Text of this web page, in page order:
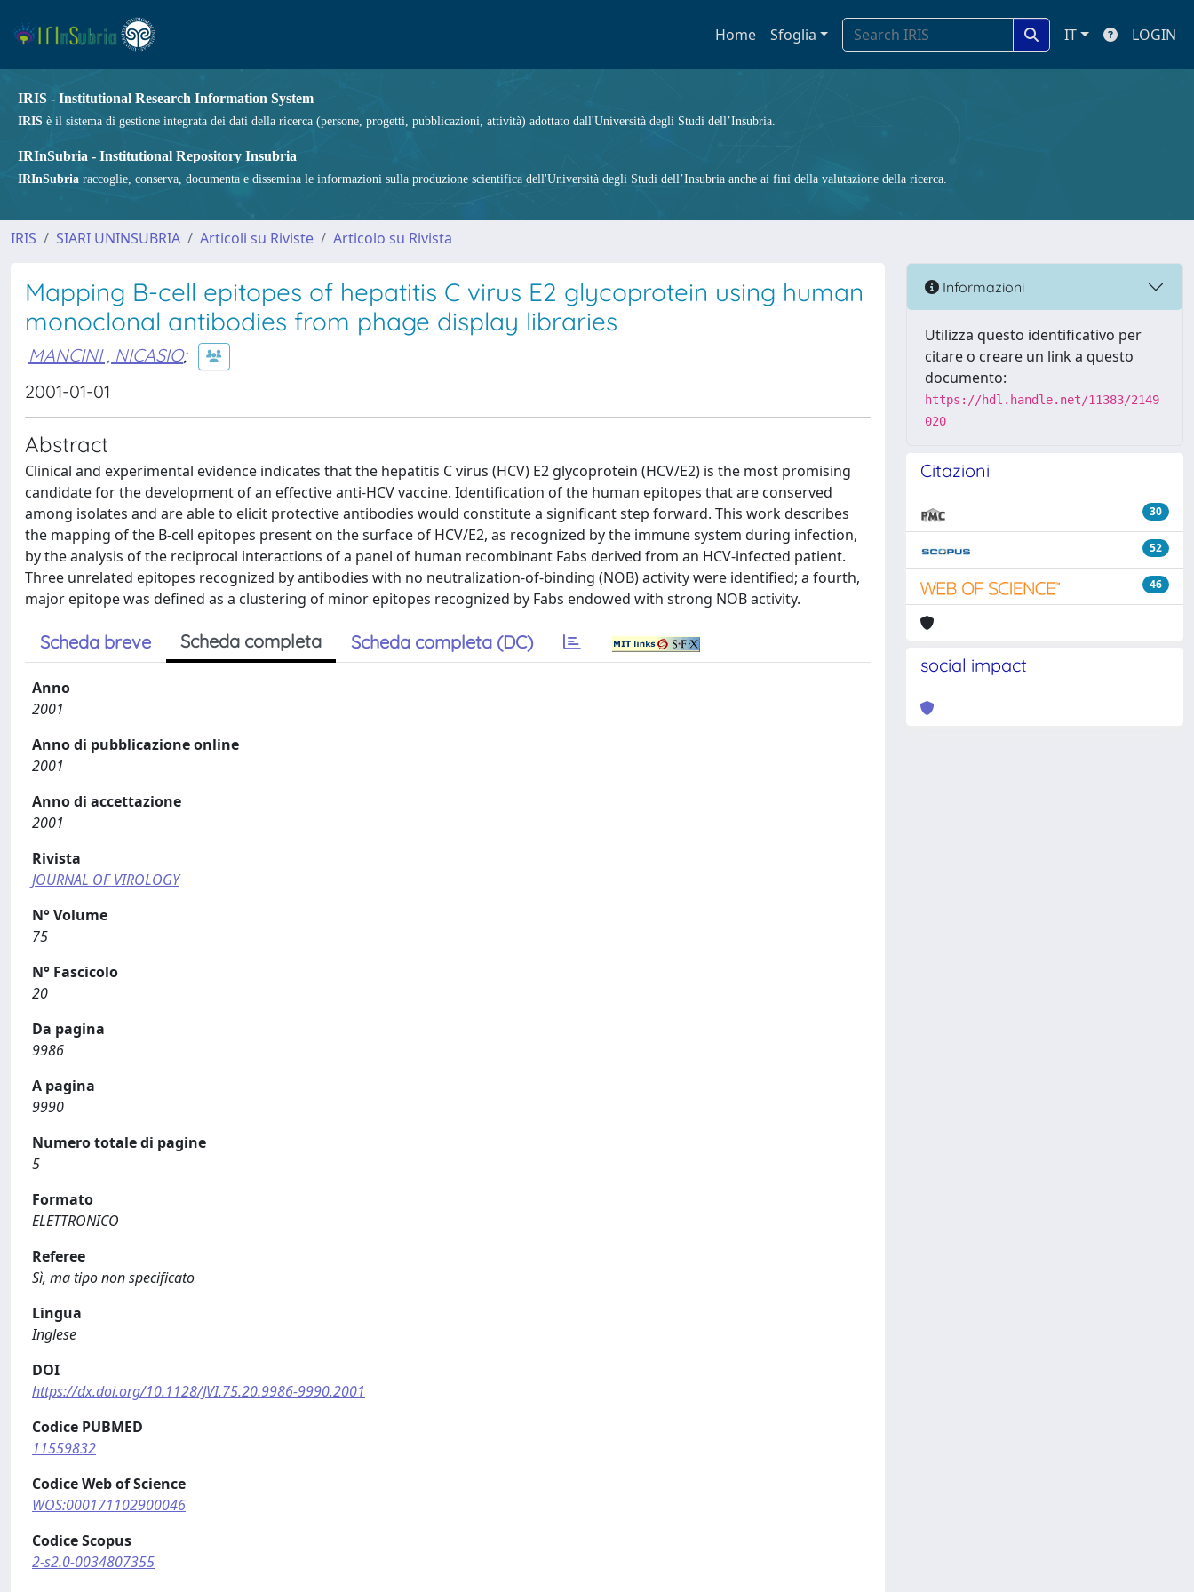
Home Sfoglia IT LOGIN
IRIS - Institutional Research Information System
IRIS è il sistema di gestione integrata dei dati della ricerca (persone, progetti, pubblicazioni, attività) adottato dall'Università degli Studi dell’Insubria.
IRInSubria - Institutional Repository Insubria
IRInSubria raccoglie, conserva, documenta e dissemina le informazioni sulla produzione scientifica dell'Università degli Studi dell’Insubria anche ai fini della valutazione della ricerca.
IRIS SIARI UNINSUBRIA Articoli su Riviste Articolo su Rivista
Mapping B-cell epitopes of hepatitis C virus E2 glycoprotein using human
monoclonal antibodies from phage display libraries
MANCINI , NICASIO;
2001-01-01
Abstract
Clinical and experimental evidence indicates that the hepatitis C virus (HCV) E2 glycoprotein (HCV/E2) is the most promising
candidate for the development of an effective anti-HCV vaccine. Identification of the human epitopes that are conserved
among isolates and are able to elicit protective antibodies would constitute a significant step forward. This work describes
the mapping of the B-cell epitopes present on the surface of HCV/E2, as recognized by the immune system during infection,
by the analysis of the reciprocal interactions of a panel of human recombinant Fabs derived from an HCV-infected patient.
Three unrelated epitopes recognized by antibodies with no neutralization-of-binding (NOB) activity were identified; a fourth,
major epitope was defined as a clustering of minor epitopes recognized by Fabs endowed with strong NOB activity.
Scheda breve Scheda completa Scheda completa (DC)
Anno
2001
Anno di pubblicazione online
2001
Anno di accettazione
2001
Rivista
JOURNAL OF VIROLOGY
N° Volume
75
N° Fascicolo
20
Da pagina
9986
A pagina
9990
Numero totale di pagine
5
Formato
ELETTRONICO
Referee
Sì, ma tipo non specificato
Lingua
Inglese
DOI
https://dx.doi.org/10.1128/JVI.75.20.9986-9990.2001
Codice PUBMED
11559832
Codice Web of Science
WOS:000171102900046
Codice Scopus
2-s2.0-0034807355
Informazioni
Utilizza questo identificativo per
citare o creare un link a questo
documento:
https://hdl.handle.net/11383/2149
020
Citazioni
30
52
46
social impact